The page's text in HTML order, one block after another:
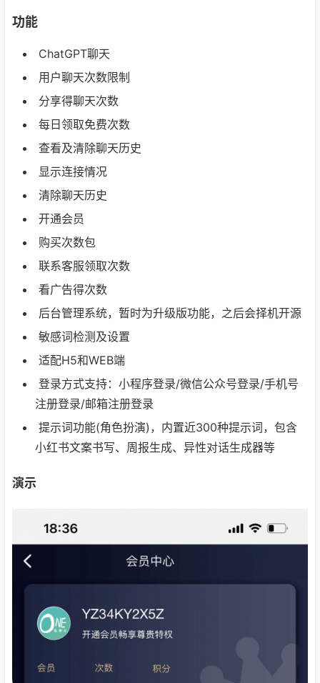
功能
ChatGPT聊天
用户聊天次数限制
分享得聊天次数
每日领取免费次数
查看及清除聊天历史
显示连接情况
清除聊天历史
开通会员
购买次数包
联系客服领取次数
看广告得次数
后台管理系统，暂时为升级版功能，之后会择机开源
敏感词检测及设置
适配H5和WEB端
登录方式支持：小程序登录/微信公众号登录/手机号
注册登录/邮箱注册登录
提示词功能(角色扮演)，内置近300种提示词，包含
小红书文案书写、周报生成、异性对话生成器等
演示